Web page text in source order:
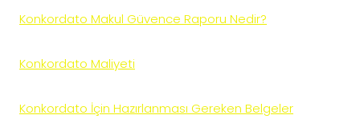
Konkordato Makul Güvence Raporu Nedir?
Konkordato Maliyeti
Konkordato İçin Hazırlanması Gereken Belgeler